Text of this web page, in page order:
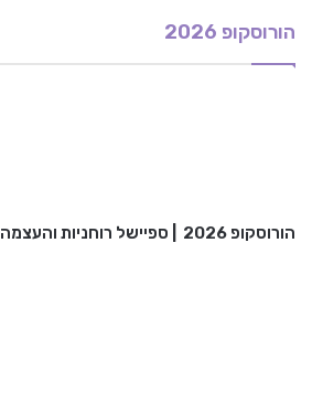
הורוסקופ 2026
הורוסקופ 2026 ספיישל רוחניות והעצמה 2026